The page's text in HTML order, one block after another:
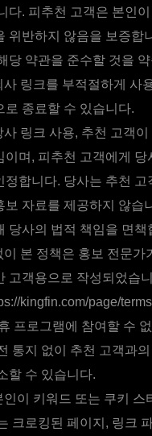
다. 피추천 고객은 본인
위반하지 않음을 보증합
당 약관을 준수할 것을
사 링크를 부적절하게 사
로 종료할 수 있습니다.
링크 사용, 추천 고객
이며, 피추천 고객에게
정합니다. 당사는 추천
보 자료를 제공하지 않
당사의 법적 책임을 면책
이 본 정책은 홍보 전문
고객용으로 작성되었습
kingfin.com/page/
프로그램에 참여할 수
통지 없이 추천 고객과
할 수 있습니다.
인이 키워드 또는 쿠키
크로킹된 페이지, 링크